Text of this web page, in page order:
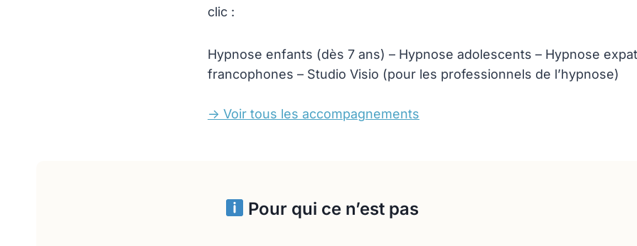
clic :
Hypnose enfants (dès 7 ans) – Hypnose adolescents – Hypnose
francophones – Studio Visio (pour les professionnels de l’hypnose)
-> Voir tous les accompagnements
Pour qui ce n’est pas